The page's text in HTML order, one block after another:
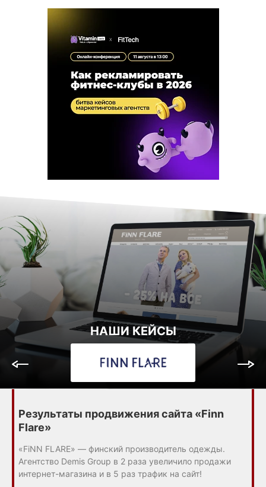
НАШИ КЕЙСЫ
Результаты продвижения сайта «Finn
Flare»
«FiNN FLARE» — финский производитель одежды.
Агентство Demis Group в 2 раза увеличило продажи
интернет-магазина и в 5 раз трафик на сайт!